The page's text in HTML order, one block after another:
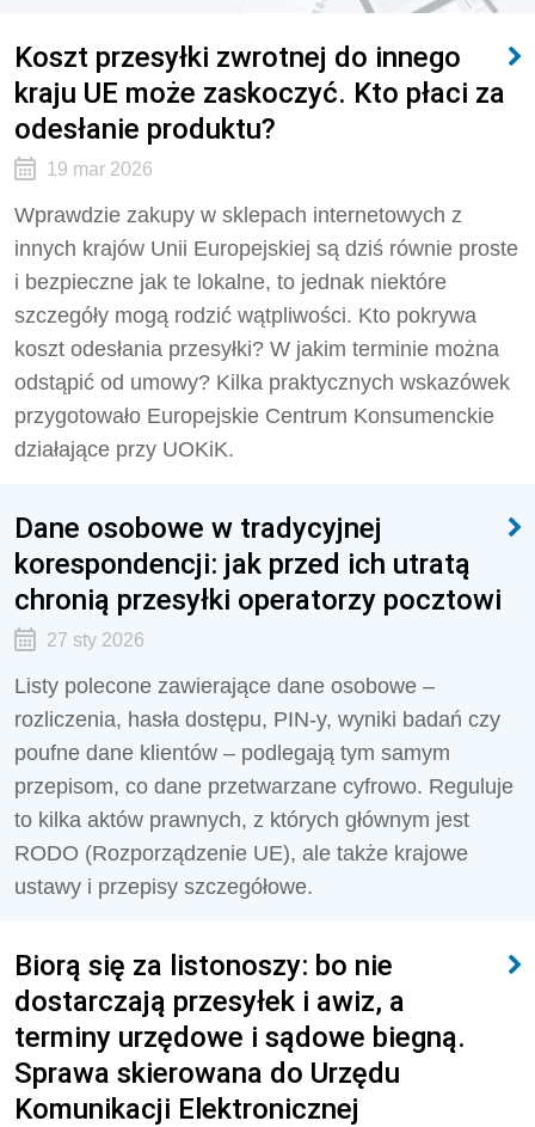
Koszt przesyłki zwrotnej do innego
kraju UE może zaskoczyć. Kto płaci za
odesłanie produktu?
19 mar 2026
Wprawdzie zakupy w sklepach internetowych z
innych krajów Unii Europejskiej są dziś równie proste
i bezpieczne jak te lokalne, to jednak niektóre
szczegóły mogą rodzić wątpliwości. Kto pokrywa
koszt odesłania przesyłki? W jakim terminie można
odstąpić od umowy? Kilka praktycznych wskazówek
przygotowało Europejskie Centrum Konsumenckie
działające przy UOKiK.
Dane osobowe w tradycyjnej
korespondencji: jak przed ich utratą
chronią przesyłki operatorzy pocztowi
27 sty 2026
Listy polecone zawierające dane osobowe –
rozliczenia, hasła dostępu, PIN-y, wyniki badań czy
poufne dane klientów – podlegają tym samym
przepisom, co dane przetwarzane cyfrowo. Reguluje
to kilka aktów prawnych, z których głównym jest
RODO (Rozporządzenie UE), ale także krajowe
ustawy i przepisy szczegółowe.
Biorą się za listonoszy: bo nie
dostarczają przesyłek i awiz, a
terminy urzędowe i sądowe biegną.
Sprawa skierowana do Urzędu
Komunikacji Elektronicznej